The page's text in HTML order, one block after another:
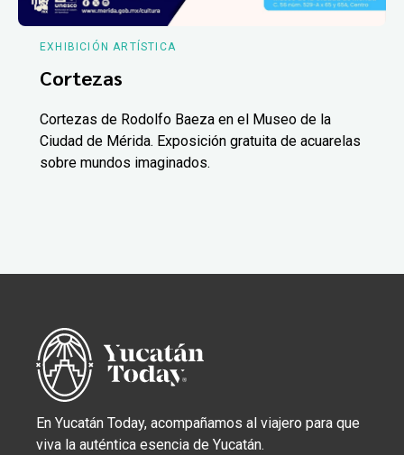
EXHIBICIÓN ARTÍSTICA
Cortezas
Cortezas de Rodolfo Baeza en el Museo de la
Ciudad de Mérida. Exposición gratuita de acuarelas
sobre mundos imaginados.
En Yucatán Today, acompañamos al viajero para que
viva la auténtica esencia de Yucatán.